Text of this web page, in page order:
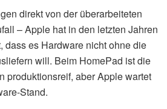
direkt von der überarbeiteten
– Apple hat in den letzten Jahren
dass es Hardware nicht ohne die
will. Beim HomePad ist die
produktionsreif, aber Apple wartet
Stand.